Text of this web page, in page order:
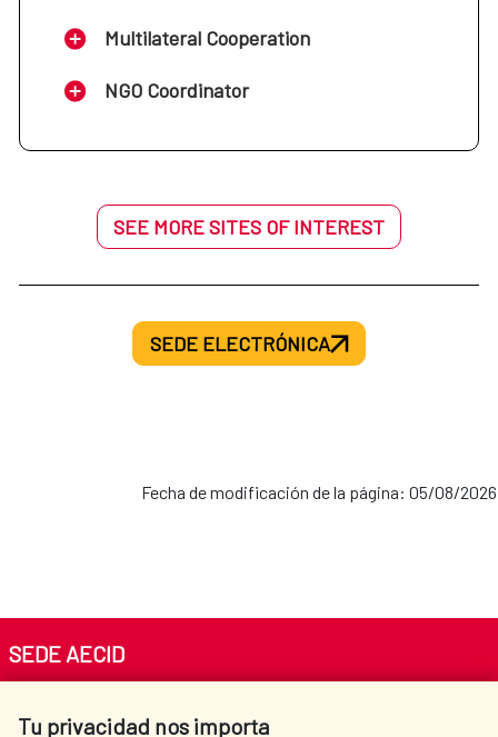
Multilateral Cooperation
NGO Coordinator
SEE MORE SITES OF INTEREST
SEDE ELECTRÓNICA
Fecha de modificación de la página: 05/08/2026
Tu privacidad nos importa
SEDE AECID
Tel. +34 900 20 30 54​​​​​​​